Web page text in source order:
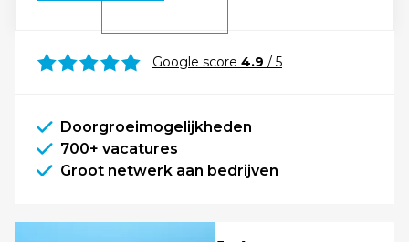
Google score 4.9 / 5
Doorgroeimogelijkheden
700+ vacatures
Groot netwerk aan bedrijven